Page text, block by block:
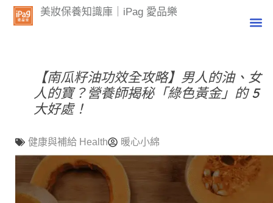
美妝保養知識庫｜iPag 愛品樂
【南瓜籽油功效全攻略】男人的油、女
人的寶？營養師揭秘「綠色黃金」的 5
大好處！
健康與補給 Health 暖心小綿